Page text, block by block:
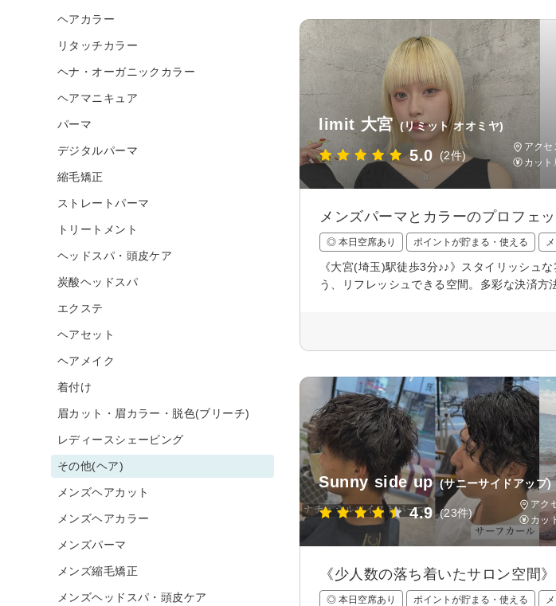
limit 大宮 (リミット オオミヤ)
5.0 (2件)
アク
カット
メンズパーマとカラーのプロフェ
◎ 本日空席あり ポイントが貯まる・使える
《大宮(埼玉)駅徒歩3分♪♪》スタイリッシュ
う、リフレッシュできる空間。多彩な決済方
Sunny side up (サニーサイドアップ)
4.9 (23件)
アク
カッ
《少人数の落ち着いたサロン空間
◎ 本日空席あり ポイントが貯まる・使える
ヘアカラー
リタッチカラー
ヘナ・オーガニックカラー
ヘアマニキュア
パーマ
デジタルパーマ
縮毛矯正
ストレートパーマ
トリートメント
ヘッドスパ・頭皮ケア
炭酸ヘッドスパ
エクステ
ヘアセット
ヘアメイク
着付け
眉カット・眉カラー・脱色(ブリーチ)
レディースシェービング
その他(ヘア)
メンズヘアカット
メンズヘアカラー
メンズパーマ
メンズ縮毛矯正
メンズヘッドスパ・頭皮ケア